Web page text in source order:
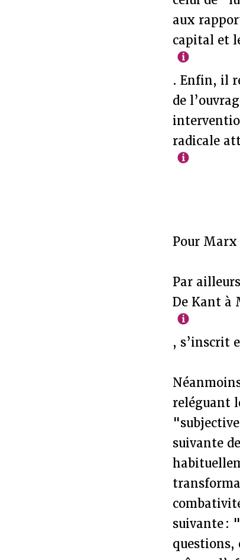
aux
capital et
. Enfin, il
de
radicale
Pour Marx
Par
De Kant à
, s’inscrit
reléguant
suivante
suivante :
questions,